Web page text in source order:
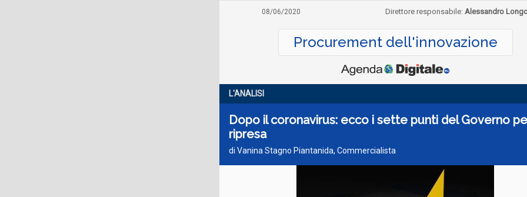
08/06/2020 Direttore responsabile: Alessandro
Procurement dell'innovazione
L'ANALISI
Dopo il coronavirus: ecco i sette punti del Governo
ripresa
di Vanina Stagno Piantanida, Commercialista